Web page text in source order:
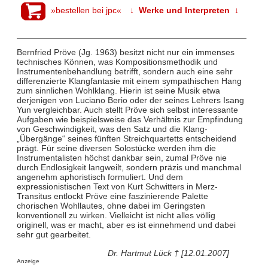
»bestellen bei jpc« ↓ Werke und Interpreten ↓
Bernfried Pröve (Jg. 1963) besitzt nicht nur ein immenses
technisches Können, was Kompositionsmethodik und
Instrumentenbehandlung betrifft, sondern auch eine sehr
differenzierte Klangfantasie mit einem sympathischen Hang
zum sinnlichen Wohlklang. Hierin ist seine Musik etwa
derjenigen von Luciano Berio oder der seines Lehrers Isang
Yun vergleichbar. Auch stellt Pröve sich selbst interessante
Aufgaben wie beispielsweise das Verhältnis zur Empfindung
von Geschwindigkeit, was den Satz und die Klang-
„Übergänge“ seines fünften Streichquartetts entscheidend
prägt. Für seine diversen Solostücke werden ihm die
Instrumentalisten höchst dankbar sein, zumal Pröve nie
durch Endlosigkeit langweilt, sondern präzis und manchmal
angenehm aphoristisch formuliert. Und dem
expressionistischen Text von Kurt Schwitters in Merz-
Transitus entlockt Pröve eine faszinierende Palette
chorischen Wohllautes, ohne dabei im Geringsten
konventionell zu wirken. Vielleicht ist nicht alles völlig
originell, was er macht, aber es ist einnehmend und dabei
sehr gut gearbeitet.
Dr. Hartmut Lück † [12.01.2007]
Anzeige